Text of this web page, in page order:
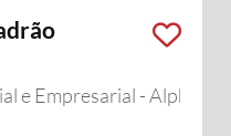
e Empresarial - Alphaville